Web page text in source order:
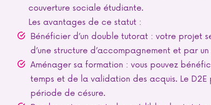
couverture sociale étudiante.
Les avantages de ce statut :
Bénéficier d’un double tutorat : votre projet
d’une structure d’accompagnement et par
Aménager sa formation : vous pouvez
temps et de la validation des acquis. Le
période de césure.